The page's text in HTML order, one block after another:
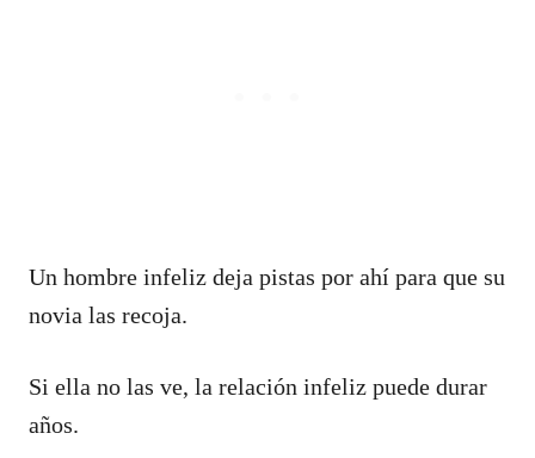
Un hombre infeliz deja pistas por ahí para que su
novia las recoja.
Si ella no las ve, la relación infeliz puede durar
años.